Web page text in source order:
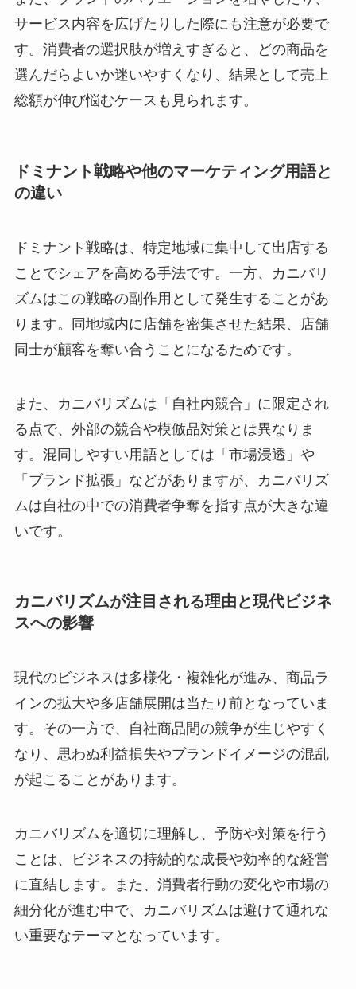
サービス内容を広げたりした際にも注意が必要で
す。消費者の選択肢が増えすぎると、どの商品を
選んだらよいか迷いやすくなり、結果として売上
総額が伸び悩むケースも見られます。
ドミナント戦略や他のマーケティング用語と
の違い
ドミナント戦略は、特定地域に集中して出店する
ことでシェアを高める手法です。一方、カニバリ
ズムはこの戦略の副作用として発生することがあ
ります。同地域内に店舗を密集させた結果、店舗
同士が顧客を奪い合うことになるためです。
また、カニバリズムは「自社内競合」に限定され
る点で、外部の競合や模倣品対策とは異なりま
す。混同しやすい用語としては「市場浸透」や
「ブランド拡張」などがありますが、カニバリズ
ムは自社の中での消費者争奪を指す点が大きな違
いです。
カニバリズムが注目される理由と現代ビジネ
スへの影響
現代のビジネスは多様化・複雑化が進み、商品ラ
インの拡大や多店舗展開は当たり前となっていま
す。その一方で、自社商品間の競争が生じやすく
なり、思わぬ利益損失やブランドイメージの混乱
が起こることがあります。
カニバリズムを適切に理解し、予防や対策を行う
ことは、ビジネスの持続的な成長や効率的な経営
に直結します。また、消費者行動の変化や市場の
細分化が進む中で、カニバリズムは避けて通れな
い重要なテーマとなっています。